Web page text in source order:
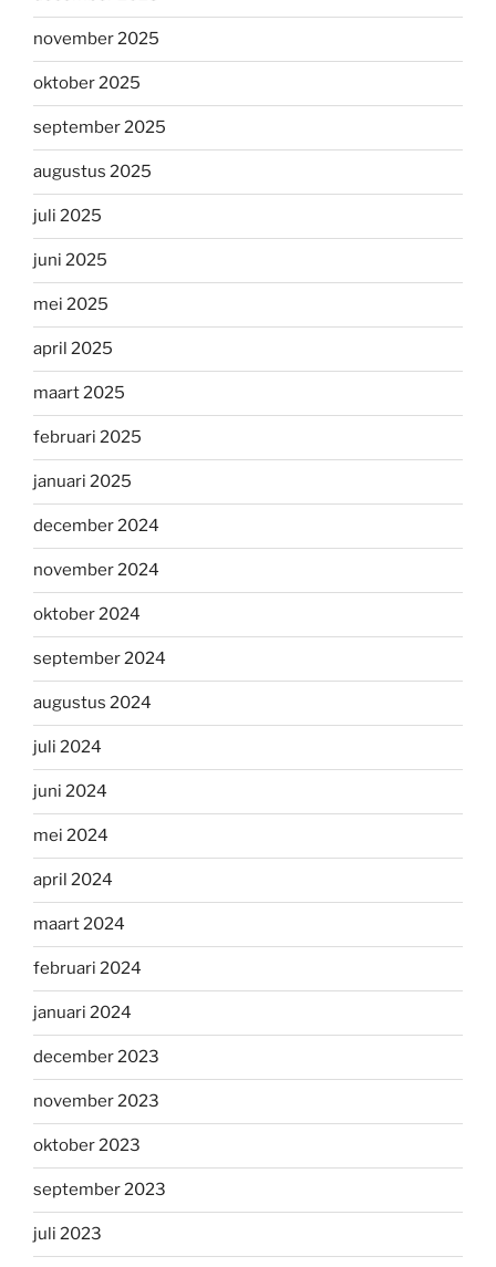
november 2025
oktober 2025
september 2025
augustus 2025
juli 2025
juni 2025
mei 2025
april 2025
maart 2025
februari 2025
januari 2025
december 2024
november 2024
oktober 2024
september 2024
augustus 2024
juli 2024
juni 2024
mei 2024
april 2024
maart 2024
februari 2024
januari 2024
december 2023
november 2023
oktober 2023
september 2023
juli 2023